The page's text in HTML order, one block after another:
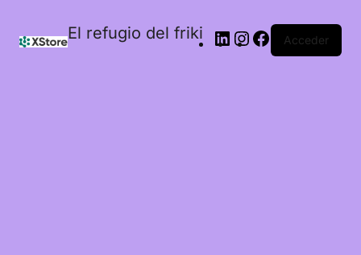
El refugio del friki Acceder